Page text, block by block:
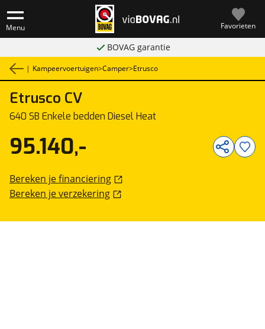
Menu Favorieten
BOVAG garantie
| Kampeervoertuigen>Camper>Etrusco
Etrusco CV
640 SB Enkele bedden Diesel Heat
95.140,-
Bereken je financiering
Bereken je verzekering